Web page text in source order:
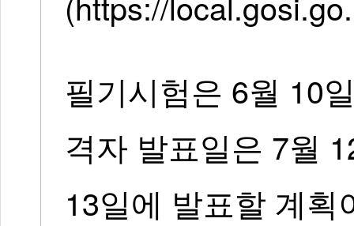
필기시험은 6월 10
격자 발표일은 7월
13일에 발표할 계획